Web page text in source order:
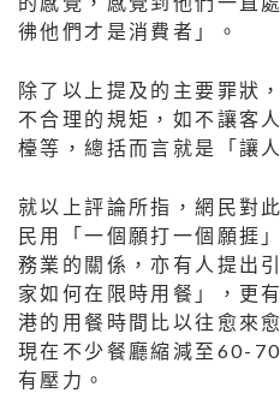
彿他們才是消費者」。
除了以上提及的主要罪狀
不合理的規矩，如不讓客
檯等，總括而言就是「讓
就以上評論所指，網民對
民用「一個願打一個願捱
務業的關係，亦有人提出
家如何在限時用餐」，更
港的用餐時間比以往愈來
現在不少餐廳縮減至60-
有壓力。